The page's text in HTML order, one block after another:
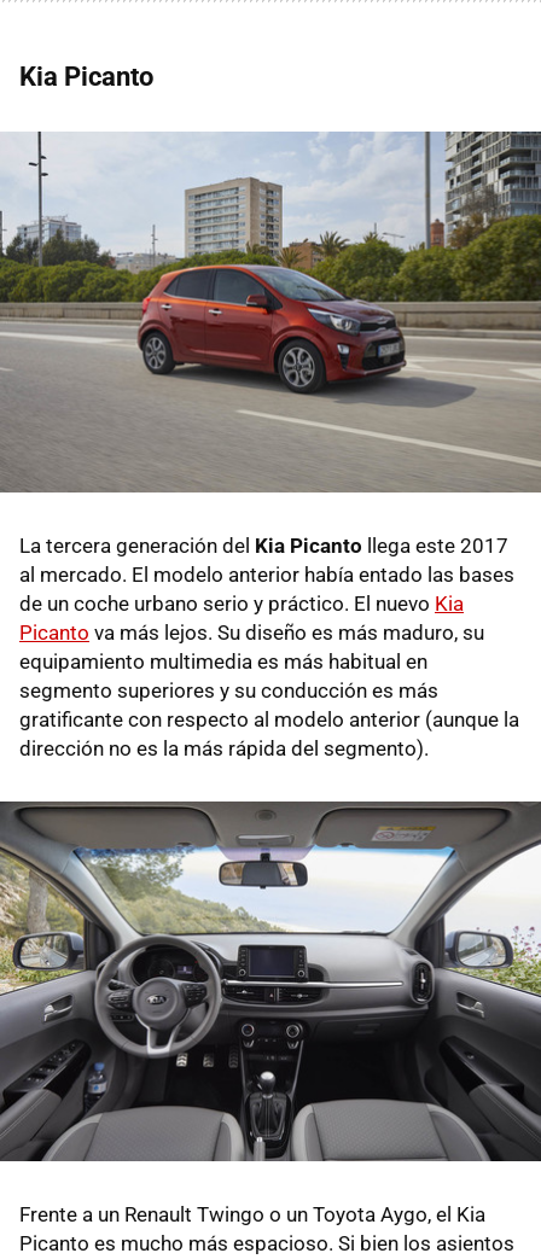
Kia Picanto
La tercera generación del Kia Picanto llega este 2017
al mercado. El modelo anterior había entado las bases
de un coche urbano serio y práctico. El nuevo Kia
Picanto va más lejos. Su diseño es más maduro, su
equipamiento multimedia es más habitual en
segmento superiores y su conducción es más
gratificante con respecto al modelo anterior (aunque la
dirección no es la más rápida del segmento).
Frente a un Renault Twingo o un Toyota Aygo, el Kia
Picanto es mucho más espacioso. Si bien los asientos